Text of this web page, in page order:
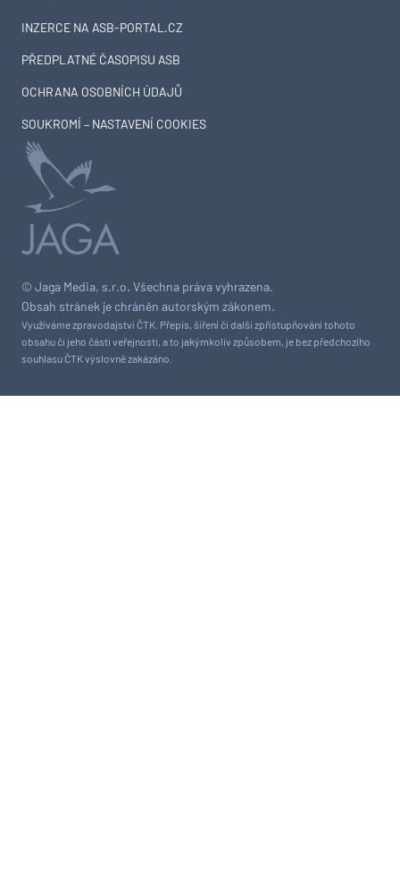
© Jaga Media, s.r.o. Všechna práva vyhrazena.
Obsah stránek je chráněn autorským zákonem.
Využíváme zpravodajství ČTK. Přepis, šíření či další zpřístupňování tohoto
obsahu či jeho části veřejnosti, a to jakýmkoliv způsobem, je bez předchozího
souhlasu ČTK výslovně zakázáno.
INZERCE NA ASB-PORTAL.CZ
PŘEDPLATNÉ ČASOPISU ASB
OCHRANA OSOBNÍCH ÚDAJŮ
SOUKROMÍ – NASTAVENÍ COOKIES